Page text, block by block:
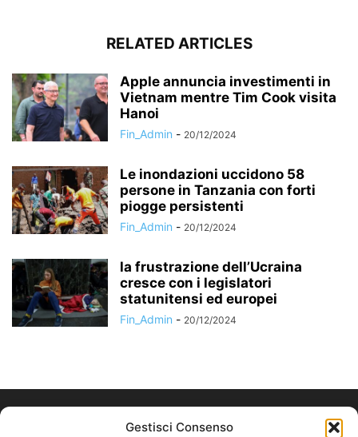
Gestisci Consenso
RELATED ARTICLES
Apple annuncia investimenti in
Vietnam mentre Tim Cook visita
Hanoi
Fin_Admin - 20/12/2024
Le inondazioni uccidono 58
persone in Tanzania con forti
piogge persistenti
Fin_Admin - 20/12/2024
la frustrazione dell’Ucraina
cresce con i legislatori
statunitensi ed europei
Fin_Admin - 20/12/2024